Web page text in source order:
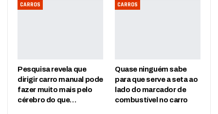
CARROS
Pesquisa revela que
dirigir carro manual pode
fazer muito mais pelo
cérebro do que…
CARROS
Quase ninguém sabe
para que serve a seta ao
lado do marcador de
combustível no carro